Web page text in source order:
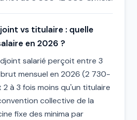
vs titulaire : quelle
en 2026 ?
salarié perçoit entre 3
mensuel en 2026 (2 730-
à 3 fois moins qu'un titulaire
collective de la
fixe des minima par